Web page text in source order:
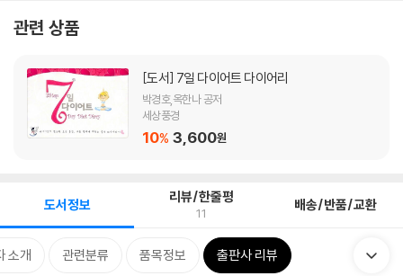
관련 상품
[도서] 7일 다이어트 다이어리
박경호,옥한나 공저
세상풍경
10% 3,600원
도서정보 리뷰/한줄평
11 배송/반품/교환
소개 관련분류 품목정보 출판사 리뷰